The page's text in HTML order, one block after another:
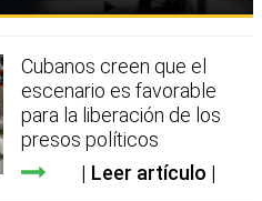
Cubanos creen que el
escenario es favorable
para la liberación de los
presos políticos
Leer artículo